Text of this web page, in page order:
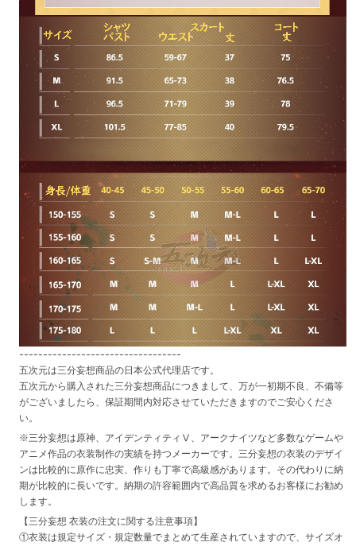
----------------------------------
五次元は三分妄想商品の日本公式代理店です。
五次元から購入された三分妄想商品につきまして、万が一初期不良、不備等
がございましたら、保証期間内対応させていただきますのでご安心くださ
い。
※三分妄想は原神、アイデンティティⅤ、アークナイツなど多数なゲームや
アニメ作品の衣装制作の実績を持つメーカーです。三分妄想の衣装のデザイ
ンは比較的に原作に忠実、作りも丁寧で高級感があります。その代わりに納
期が比較的に長いです。納期の許容範囲内で高品質を求めるお客様にお勧め
します。
【三分妄想 衣装の注文に関する注意事項】
①衣装は規定サイズ・規定数量でまとめて生産されていますので、サイズオ